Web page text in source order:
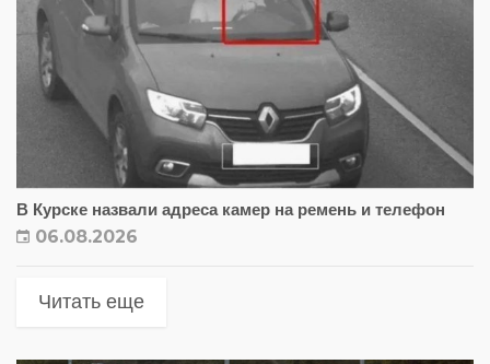
В Курске назвали адреса камер на ремень и телефон
06.08.2026
Читать еще